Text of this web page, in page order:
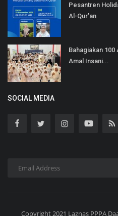
Pesantren
Al-Qur’an
Bahagiakan
Amal Insani...
SOCIAL MEDIA
Copyright 2021 Laznas PPPA